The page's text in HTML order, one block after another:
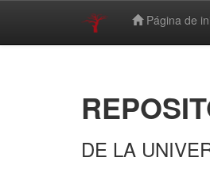
Página de
DE LA